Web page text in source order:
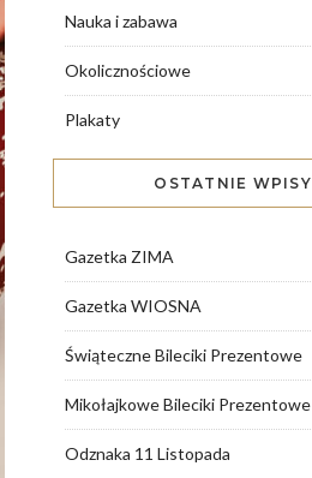
Nauka i zabawa
Okolicznościowe
Plakaty
OSTATNIE WPISY
Gazetka ZIMA
Gazetka WIOSNA
Świąteczne Bileciki Prezentowe
Mikołajkowe Bileciki Prezentowe
Odznaka 11 Listopada